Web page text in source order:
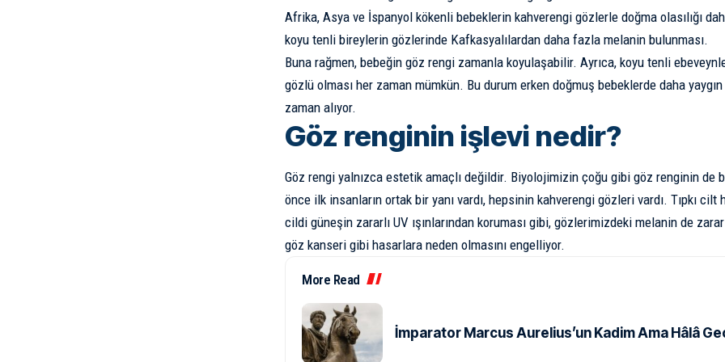
Afrika, Asya ve İspanyol kökenli bebeklerin kahverengi gözlerle doğma olasılığı
koyu tenli bireylerin gözlerinde Kafkasyalılardan daha fazla melanin bulunması.
Buna rağmen, bebeğin göz rengi zamanla koyulaşabilir. Ayrıca, koyu tenli
gözlü olması her zaman mümkün. Bu durum erken doğmuş bebeklerde daha
zaman alıyor.
Göz renginin işlevi nedir?
Göz rengi yalnızca estetik amaçlı değildir. Biyolojimizin çoğu gibi göz renginin de
önce ilk insanların ortak bir yanı vardı, hepsinin kahverengi gözleri vardı. Tıpkı
cildi güneşin zararlı UV ışınlarından koruması gibi, gözlerimizdeki melanin de
göz kanseri gibi hasarlara neden olmasını engelliyor.
More Read
İmparator Marcus Aurelius’un Kadim Ama Hâlâ